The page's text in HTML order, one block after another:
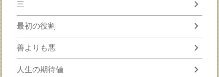
三 chevron_right
最初の役割 chevron_right
善よりも悪 chevron_right
人生の期待値 chevron_right